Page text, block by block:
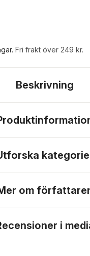
. Fri frakt över 249 kr.
Beskrivning
om
i